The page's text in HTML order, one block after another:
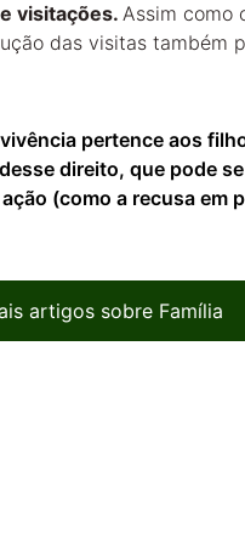
visitações. Assim como
das visitas também
pertence aos
direito, que pode
(como a recusa em
artigos sobre Família